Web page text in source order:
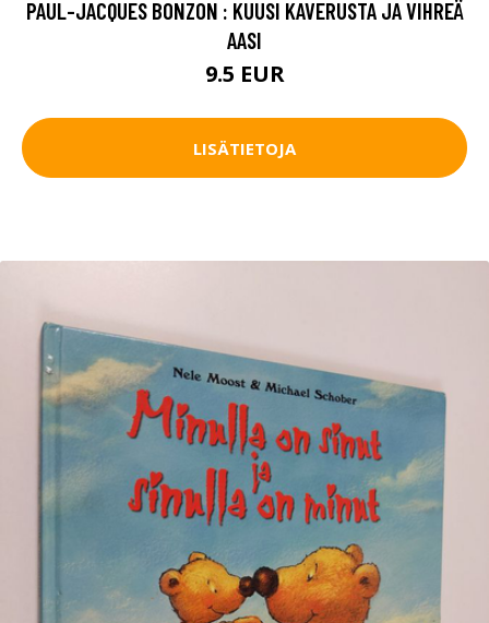
PAUL-JACQUES BONZON : KUUSI KAVERUSTA JA VIHREÄ
AASI
9.5 EUR
LISÄTIETOJA